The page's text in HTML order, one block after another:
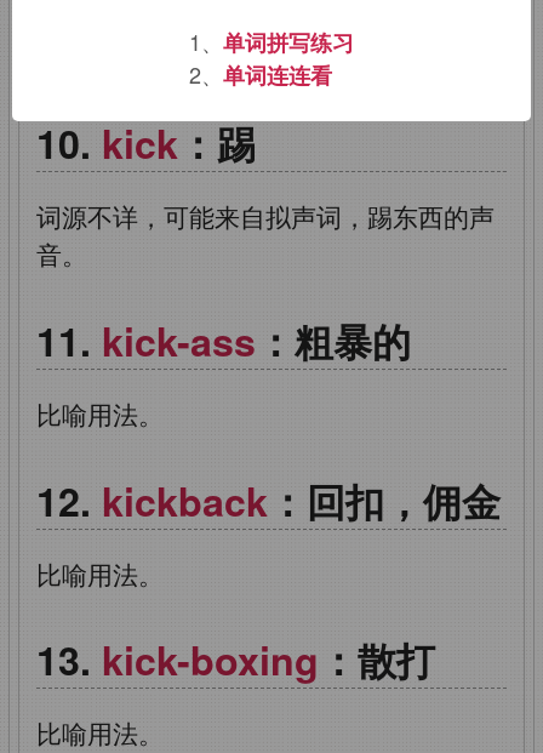
kick ：踢
词源不详，可能来自拟声词，踢东西的声
音。
kick-ass ：粗暴的
比喻用法。
kickback ：回扣，佣金
比喻用法。
kick-boxing ：散打
比喻用法。
1、 单词拼写练习
2、 单词连连看